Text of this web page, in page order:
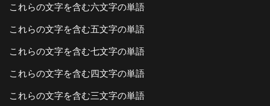
これらの文字を含む六文字の単語
これらの文字を含む五文字の単語
これらの文字を含む七文字の単語
これらの文字を含む四文字の単語
これらの文字を含む三文字の単語